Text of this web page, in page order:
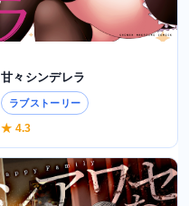
甘々シンデレラ
ラブストーリー
★ 4.3